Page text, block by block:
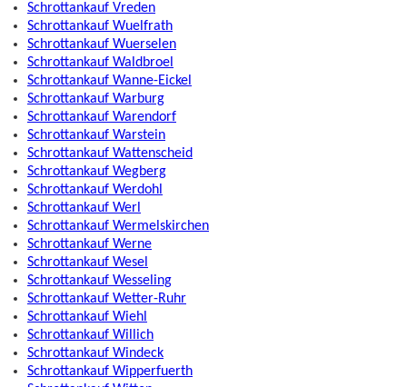
Schrottankauf Vreden
Schrottankauf Wuelfrath
Schrottankauf Wuerselen
Schrottankauf Waldbroel
Schrottankauf Wanne-Eickel
Schrottankauf Warburg
Schrottankauf Warendorf
Schrottankauf Warstein
Schrottankauf Wattenscheid
Schrottankauf Wegberg
Schrottankauf Werdohl
Schrottankauf Werl
Schrottankauf Wermelskirchen
Schrottankauf Werne
Schrottankauf Wesel
Schrottankauf Wesseling
Schrottankauf Wetter-Ruhr
Schrottankauf Wiehl
Schrottankauf Willich
Schrottankauf Windeck
Schrottankauf Wipperfuerth